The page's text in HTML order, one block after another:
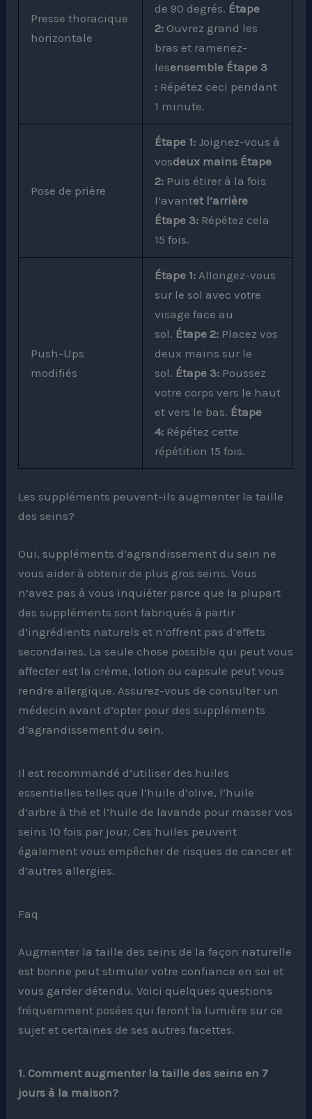
Presse thoracique
horizontale
de 90 degrés. Étape
2: Ouvrez grand les
bras et ramenez-
lesensemble Étape 3
: Répétez ceci pendant
1 minute.
Pose de prière
Étape 1: Joignez-vous à
vosdeux mains Étape
2: Puis étirer à la fois
l’avantet l’arrière
Étape 3: Répétez cela
15 fois.
Push-Ups
modifiés
Étape 1: Allongez-vous
sur le sol avec votre
visage face au
sol. Étape 2: Placez vos
deux mains sur le
sol. Étape 3: Poussez
votre corps vers le haut
et vers le bas. Étape
4: Répétez cette
répétition 15 fois.
Les suppléments peuvent-ils augmenter la taille
des seins?
Oui, suppléments d’agrandissement du sein ne
vous aider à obtenir de plus gros seins. Vous
n’avez pas à vous inquiéter parce que la plupart
des suppléments sont fabriqués à partir
d’ingrédients naturels et n’offrent pas d’effets
secondaires. La seule chose possible qui peut vous
affecter est la crème, lotion ou capsule peut vous
rendre allergique. Assurez-vous de consulter un
médecin avant d’opter pour des suppléments
d’agrandissement du sein.
Il est recommandé d’utiliser des huiles
essentielles telles que l’huile d’olive, l’huile
d’arbre à thé et l’huile de lavande pour masser vos
seins 10 fois par jour. Ces huiles peuvent
également vous empêcher de risques de cancer et
d’autres allergies.
Faq
Augmenter la taille des seins de la façon naturelle
est bonne peut stimuler votre confiance en soi et
vous garder détendu. Voici quelques questions
fréquemment posées qui feront la lumière sur ce
sujet et certaines de ses autres facettes.
1. Comment augmenter la taille des seins en 7
jours à la maison?